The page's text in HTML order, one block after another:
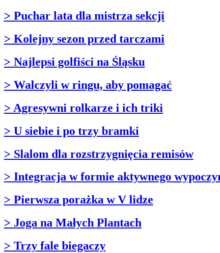
> Puchar lata dla mistrza sekcji
> Kolejny sezon przed tarczami
> Najlepsi golfiści na Śląsku
> Walczyli w ringu, aby pomagać
> Agresywni rolkarze i ich triki
> U siebie i po trzy bramki
> Slalom dla rozstrzygnięcia remisów
> Integracja w formie aktywnego
> Pierwsza porażka w V lidze
> Joga na Małych Plantach
> Trzy fale biegaczy